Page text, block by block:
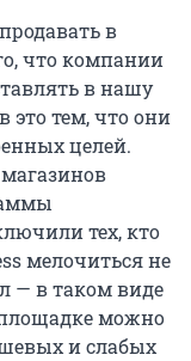
в
что компании
в нашу
это тем, что они
целей.
тех, кто
мелочиться не
— в таком виде
площадке можно
и слабых